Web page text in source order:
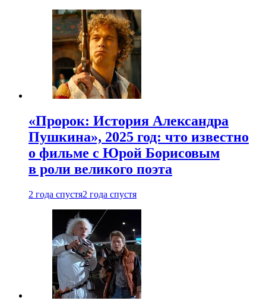
«Пророк: История Александра
Пушкина», 2025 год: что известно
о фильме с Юрой Борисовым
в роли великого поэта
2 года спустя2 года спустя